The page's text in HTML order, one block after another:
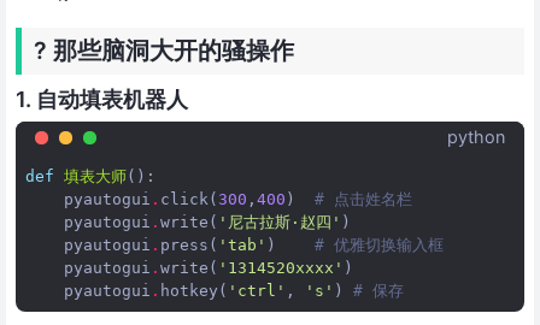
? 那些脑洞大开的骚操作
1. 自动填表机器人
python
def 填表大师():
pyautogui . click( 300 , 400 )
# 点击姓名栏
pyautogui . write ( '尼古拉斯·赵四' )
pyautogui . press ( 'tab' )
# 优雅切换输入框
pyautogui . write ( '1314520xxxx' )
pyautogui . hotkey ( 'ctrl' , 's' ) # 保存